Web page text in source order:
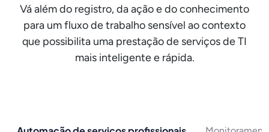
Vá além do registro, da ação e do conhecimento
para um fluxo de trabalho sensível ao contexto
que possibilita uma prestação de serviços de TI
mais inteligente e rápida.